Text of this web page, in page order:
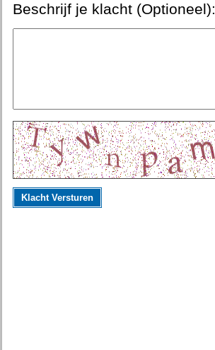
Beschrijf je klacht (Optioneel):
Klacht Versturen